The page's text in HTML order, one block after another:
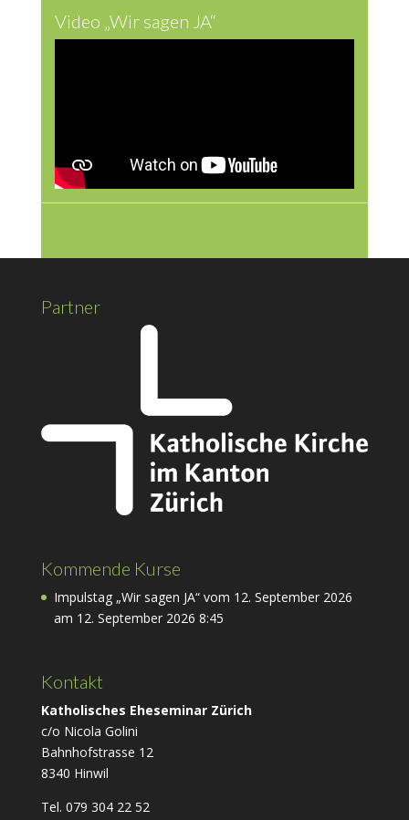
Video „Wir sagen JA“
Partner
Kommende Kurse
Impulstag „Wir sagen JA“ vom 12. September 2026
am 12. September 2026 8:45
Kontakt
Katholisches Eheseminar Zürich
c/o Nicola Golini
Bahnhofstrasse 12
8340 Hinwil
Tel. 079 304 22 52